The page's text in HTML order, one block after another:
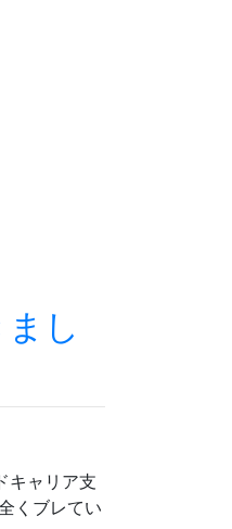
し
キャリア支
くブレてい